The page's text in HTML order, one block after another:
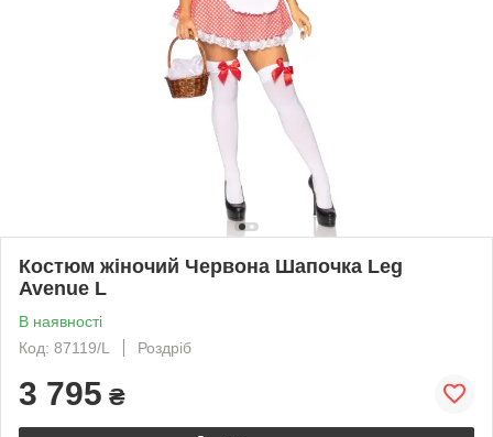
Костюм жіночий Червона Шапочка Leg
Avenue L
В наявності
Код: 87119/L
Роздріб
3 795 ₴